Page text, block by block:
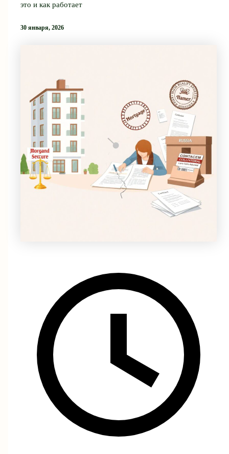
это и как работает
30 января, 2026